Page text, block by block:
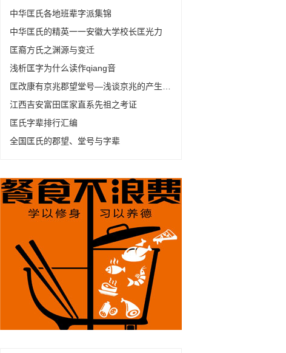
中华匡氏各地班辈字派集锦
中华匡氏的精英一一安徽大学校长匡光力
匡裔方氏之渊源与变迁
浅析匡字为什么读作qiang音
江西吉安富田匡家直系先祖之考证
匡氏字辈排行汇编
全国匡氏的郡望、堂号与字辈